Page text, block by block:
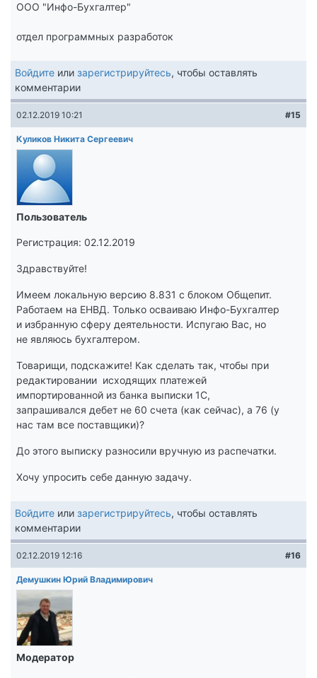
ООО "Инфо-Бухгалтер"
отдел программных разработок
Войдите или зарегистрируйтесь, чтобы оставлять
комментарии
02.12.2019 10:21 #15
Куликов Никита Сергеевич
Пользователь
Регистрация: 02.12.2019
Здравствуйте!
Имеем локальную версию 8.831 с блоком Общепит.
Работаем на ЕНВД. Только осваиваю Инфо-Бухгалтер
и избранную сферу деятельности. Испугаю Вас, но
не являюсь бухгалтером.
Товарищи, подскажите! Как сделать так, чтобы при
редактировании исходящих платежей
импортированной из банка выписки 1С,
запрашивался дебет не 60 счета (как сейчас), а 76 (у
нас там все поставщики)?
До этого выписку разносили вручную из распечатки.
Хочу упросить себе данную задачу.
Войдите или зарегистрируйтесь, чтобы оставлять
комментарии
02.12.2019 12:16 #16
Демушкин Юрий Владимирович
Модератор